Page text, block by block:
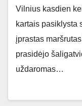
Vilnius kasdien
kartais pasiklysta
įprastas
prasidėjo
uždaromas…